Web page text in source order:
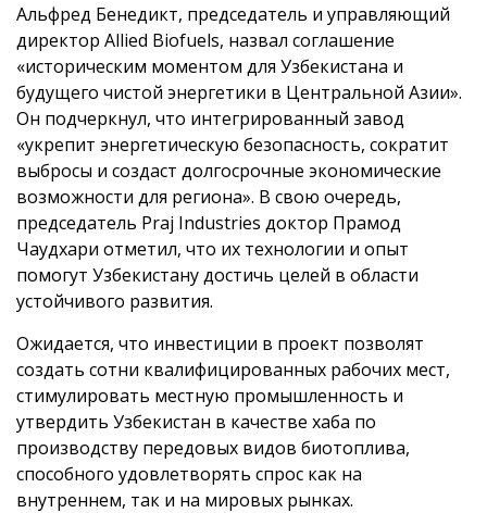
Альфред Бенедикт, председатель и управляющий
директор Allied Biofuels, назвал соглашение
«историческим моментом для Узбекистана и
будущего чистой энергетики в Центральной Азии».
Он подчеркнул, что интегрированный завод
«укрепит энергетическую безопасность, сократит
выбросы и создаст долгосрочные экономические
возможности для региона». В свою очередь,
председатель Praj Industries доктор Прамод
Чаудхари отметил, что их технологии и опыт
помогут Узбекистану достичь целей в области
устойчивого развития.
Ожидается, что инвестиции в проект позволят
создать сотни квалифицированных рабочих мест,
стимулировать местную промышленность и
утвердить Узбекистан в качестве хаба по
производству передовых видов биотоплива,
способного удовлетворять спрос как на
внутреннем, так и на мировых рынках.